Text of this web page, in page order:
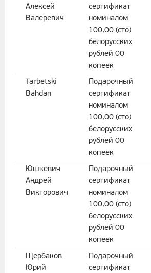
Алексей
Валеревич
сертификат
номиналом
100,00 (сто)
белорусских
рублей 00
копеек
Tarbetski
Bahdan
Подарочный
сертификат
номиналом
100,00 (сто)
белорусских
рублей 00
копеек
Юшкевич
Андрей
Викторович
Подарочный
сертификат
номиналом
100,00 (сто)
белорусских
рублей 00
копеек
Щербаков
Юрий
Подарочный
сертификат